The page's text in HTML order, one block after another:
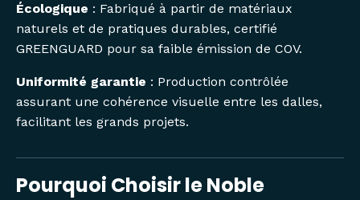
Écologique : Fabriqué à partir de matériaux
naturels et de pratiques durables, certifié
GREENGUARD pour sa faible émission de COV.
Uniformité garantie : Production contrôlée
assurant une cohérence visuelle entre les dalles,
facilitant les grands projets.
Pourquoi Choisir le Noble